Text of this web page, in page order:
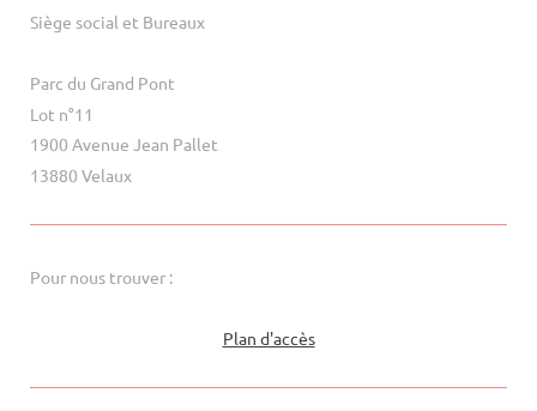
Siège social et Bureaux
Parc du Grand Pont
Lot n°11
1900 Avenue Jean Pallet
13880 Velaux
Pour nous trouver :
Plan d'accès